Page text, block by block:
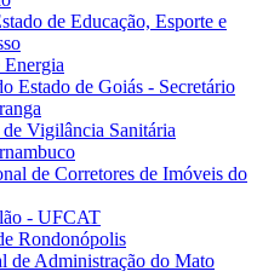
de Educação, Esporte e
Estado de Goiás - Secretário
Vigilância Sanitária
de Corretores de Imóveis do
- UFCAT
Rondonópolis
de Administração do Mato